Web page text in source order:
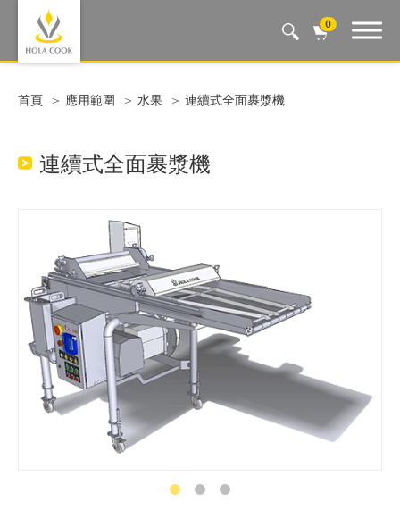
0
Auto Machine, Smart Life
首頁 應用範圍 水果 連續式全面裹漿機
連續式全面裹漿機